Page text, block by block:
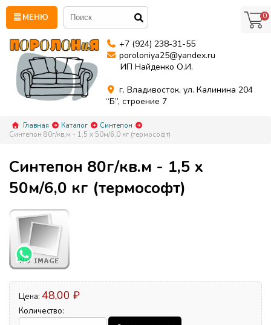
МЕНЮ
+7 (924) 238-31-55
poroloniya25@yandex.ru
ИП Найденко О.И.
г. Владивосток, ул. Калинина 204
“Б”, строение 7
0
Главная Каталог
Синтепон
Синтепон 80г/кв.м - 1,5 x 50м/6,0 кг (термософт)
Синтепон 80г/кв.м - 1,5 x
50м/6,0 кг (термософт)
Цена: 48,00 ₽
Количество: